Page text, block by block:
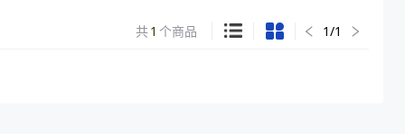
共1 个商品 1/1